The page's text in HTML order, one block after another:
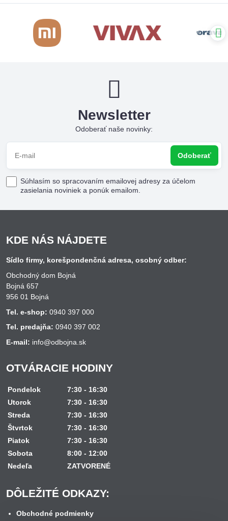
Newsletter
Odoberať naše novinky:
Odoberať
Súhlasím so spracovaním emailovej adresy za účelom
zasielania noviniek a ponúk emailom.
KDE NÁS NÁJDETE
Sídlo firmy, korešpondenčná adresa, osobný odber:
Obchodný dom Bojná
Bojná 657
956 01 Bojná
Tel. e-shop: 0940 397 000
Tel. predajňa: 0940 397 002
E-mail: info@odbojna.sk
OTVÁRACIE HODINY
Pondelok
7:30 - 16:30
Utorok
7:30 - 16:30
Streda
7:30 - 16:30
Štvrtok
7:30 - 16:30
Piatok
7:30 - 16:30
Sobota
8:00 - 12:00
Nedeľa
ZATVORENÉ
DÔLEŽITÉ ODKAZY:
Obchodné podmienky